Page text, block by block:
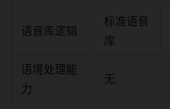
语音库逻辑
标准语音
库
语境处理能
力
无